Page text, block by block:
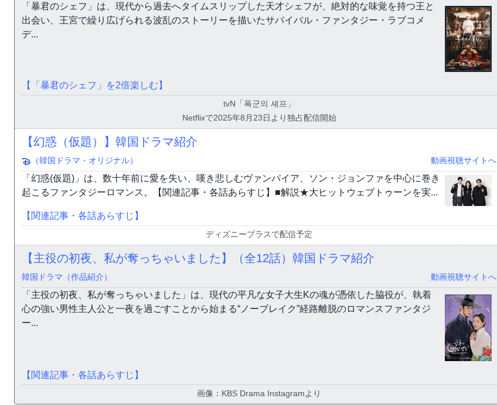
「暴君のシェフ」は、現代から過去へタイムスリップした天才シェフが、絶対的な味覚を持つ王と
出会い、王宮で繰り広げられる波乱のストーリーを描いたサバイバル・ファンタジー・ラブコメ
デ...
【「暴君のシェフ」を2倍楽しむ】
tvN「폭군의 셰프」
Netflixで2025年8月23日より独占配信開始
【幻惑（仮題）】韓国ドラマ紹介
（韓国ドラマ・オリジナル） 動画視聴サイトへ
「幻惑(仮題)」は、数十年前に愛を失い、嘆き悲しむヴァンパイア、ソン・ジョンファを中心に巻き
起こるファンタジーロマンス。【関連記事・各話あらすじ】■解説★大ヒットウェブトゥーンを実...
【関連記事・各話あらすじ】
ディズニープラスで配信予定
【主役の初夜、私が奪っちゃいました】（全12話）韓国ドラマ紹介
韓国ドラマ（作品紹介） 動画視聴サイトへ
「主役の初夜、私が奪っちゃいました」は、現代の平凡な女子大生Kの魂が憑依した脇役が、執着
心の強い男性主人公と一夜を過ごすことから始まる“ノーブレイク”経路離脱のロマンスファンタジ
ー...
【関連記事・各話あらすじ】
画像：KBS Drama Instagramより